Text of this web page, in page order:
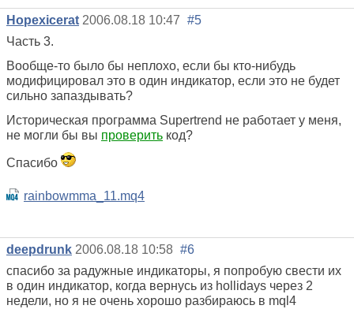
Hopexicerat 2006.08.18 10:47 #5
Часть 3.
Вообще-то было бы неплохо, если бы кто-нибудь
модифицировал это в один индикатор, если это не будет
сильно запаздывать?
Историческая программа Supertrend не работает у меня,
не могли бы вы проверить код?
Спасибо
rainbowmma_11.mq4
deepdrunk 2006.08.18 10:58 #6
спасибо за радужные индикаторы, я попробую свести их
в один индикатор, когда вернусь из hollidays через 2
недели, но я не очень хорошо разбираюсь в mql4